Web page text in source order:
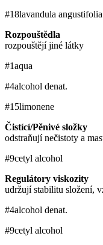
#18lavandula
Rozpouštědla
rozpouštějí jiné látky
#1aqua
#4alcohol denat.
#15limonene
Čistící/Pěnivé složky
odstraňují nečistoty a
#9cetyl alcohol
Regulátory viskozity
udržují stabilitu složení,
#4alcohol denat.
#9cetyl alcohol